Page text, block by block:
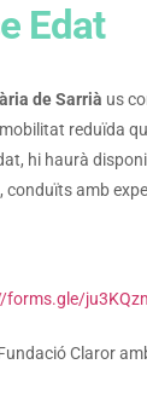
Edat
de Sarrià us
reduïda
, hi haurà
conduïts amb
forms.gle/
Claror